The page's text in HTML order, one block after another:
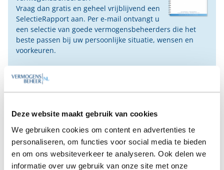
Deze website maakt gebruik van cookies
We gebruiken cookies om content en advertenties te
personaliseren, om functies voor social media te bieden
en om ons websiteverkeer te analyseren. Ook delen we
informatie over uw gebruik van onze site met onze
Vraag dan gratis en geheel vrijblijvend een
SelectieRapport aan. Per e-mail ontvangt u
een selectie van goede vermogensbeheerders die het
beste passen bij uw persoonlijke situatie, wensen en
voorkeuren.
Gratis Selectierapport
Vanaf
€150.000
Vanaf
€150.000
Vanaf
€200.000
Vanaf
€1.000.000